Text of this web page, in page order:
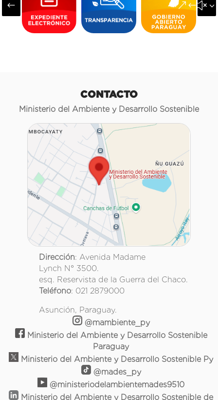
#
CONTACTO
Ministerio del Ambiente y Desarrollo Sostenible
Dirección: Avenida Madame
Lynch N° 3500.
esq. Reservista de la Guerra del Chaco.
Teléfono: 021 2879000
Asunción, Paraguay.
@mambiente_py
Ministerio del Ambiente y Desarrollo Sostenible
Paraguay
Ministerio del Ambiente y Desarrollo Sostenible Py
@mades_py
@ministeriodelambientemades9510
Ministerio del Ambiente y Desarrollo Sostenible de